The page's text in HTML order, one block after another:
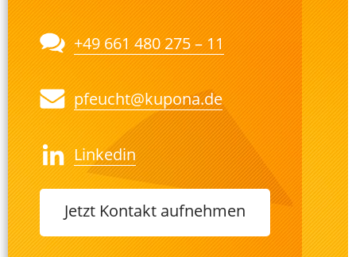
+49 661 480 275 – 11
pfeucht@kupona.de
Linkedin
Jetzt Kontakt aufnehmen